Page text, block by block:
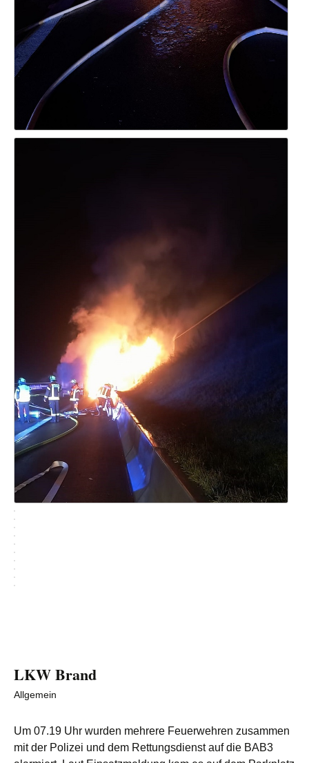
LKW Brand
Allgemein
Um 07.19 Uhr wurden mehrere Feuerwehren zusammen
mit der Polizei und dem Rettungsdienst auf die BAB3